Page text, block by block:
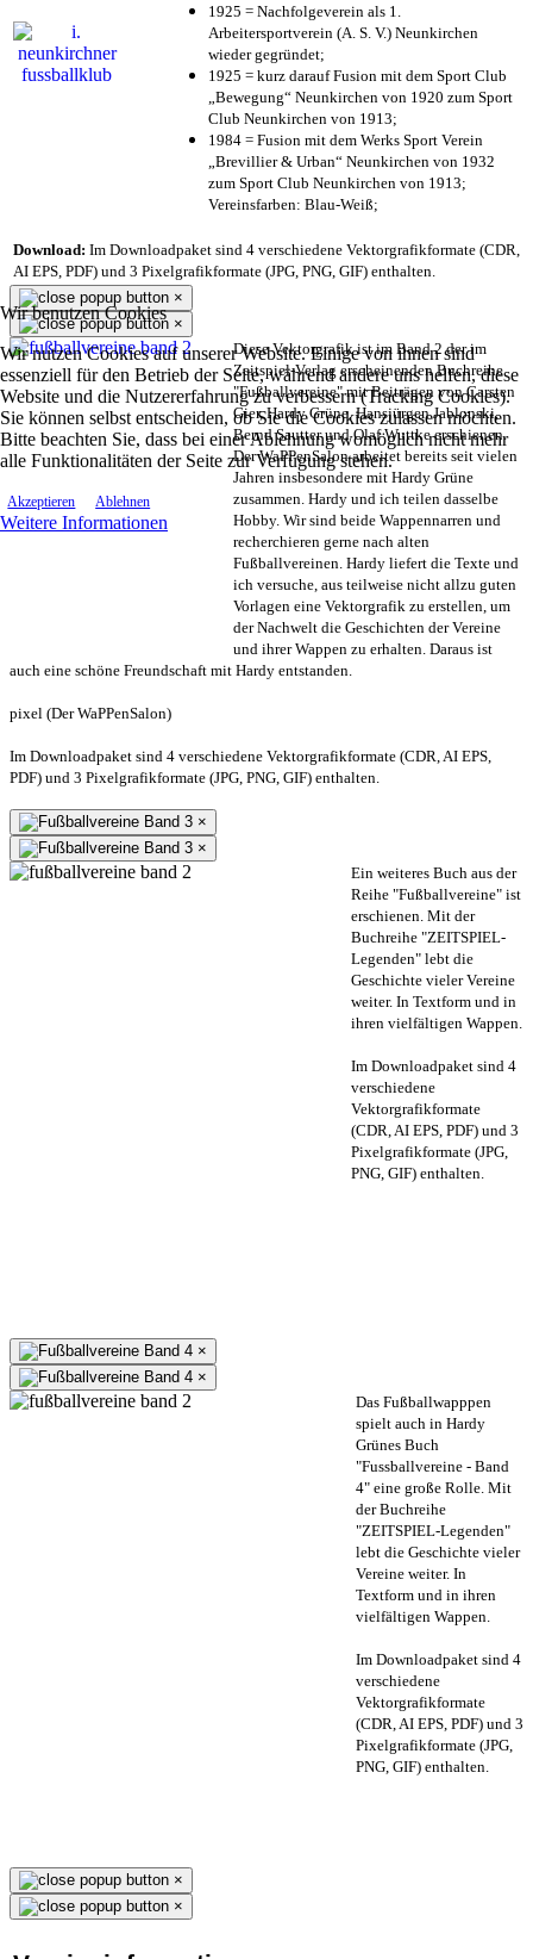
Wir benutzen Cookies
Wir nutzen Cookies auf unserer Website. Einige von ihnen sind
essenziell für den Betrieb der Seite, während andere uns helfen, diese
Website und die Nutzererfahrung zu verbessern (Tracking Cookies).
Sie können selbst entscheiden, ob Sie die Cookies zulassen möchten.
Bitte beachten Sie, dass bei einer Ablehnung womöglich nicht mehr
alle Funktionalitäten der Seite zur Verfügung stehen.
Akzeptieren Ablehnen
Weitere Informationen
1925 = Nachfolgeverein als 1.
Arbeitersportverein (A. S. V.) Neunkirchen
wieder gegründet;
1925 = kurz darauf Fusion mit dem Sport Club
„Bewegung“ Neunkirchen von 1920 zum Sport
Club Neunkirchen von 1913;
1984 = Fusion mit dem Werks Sport Verein
„Brevillier & Urban“ Neunkirchen von 1932
zum Sport Club Neunkirchen von 1913;
Vereinsfarben: Blau-Weiß;
Download: Im Downloadpaket sind 4 verschiedene Vektorgrafikformate (CDR,
AI EPS, PDF) und 3 Pixelgrafikformate (JPG, PNG, GIF) enthalten.
×
×
Diese Vektorgrafik ist im Band 2 der im
Zeitspiel-Verlag erscheinenden Buchreihe
"Fußballvereine" mit Beiträgen von Carsten
Gier, Hardy Grüne, Hansjürgen Jablonski,
Bernd Sautter und Olaf Wuttke erschienen.
Der WaPPenSalon arbeitet bereits seit vielen
Jahren insbesondere mit Hardy Grüne
zusammen. Hardy und ich teilen dasselbe
Hobby. Wir sind beide Wappennarren und
recherchieren gerne nach alten
Fußballvereinen. Hardy liefert die Texte und
ich versuche, aus teilweise nicht allzu guten
Vorlagen eine Vektorgrafik zu erstellen, um
der Nachwelt die Geschichten der Vereine
und ihrer Wappen zu erhalten. Daraus ist
auch eine schöne Freundschaft mit Hardy entstanden.
pixel (Der WaPPenSalon)
Im Downloadpaket sind 4 verschiedene Vektorgrafikformate (CDR, AI EPS,
PDF) und 3 Pixelgrafikformate (JPG, PNG, GIF) enthalten.
×
×
Ein weiteres Buch aus der
Reihe "Fußballvereine" ist
erschienen. Mit der
Buchreihe "ZEITSPIEL-
Legenden" lebt die
Geschichte vieler Vereine
weiter. In Textform und in
ihren vielfältigen Wappen.
Im Downloadpaket sind 4
verschiedene
Vektorgrafikformate
(CDR, AI EPS, PDF) und 3
Pixelgrafikformate (JPG,
PNG, GIF) enthalten.
×
×
Das Fußballwapppen
spielt auch in Hardy
Grünes Buch
"Fussballvereine - Band
4" eine große Rolle. Mit
der Buchreihe
"ZEITSPIEL-Legenden"
lebt die Geschichte vieler
Vereine weiter. In
Textform und in ihren
vielfältigen Wappen.
Im Downloadpaket sind 4
verschiedene
Vektorgrafikformate
(CDR, AI EPS, PDF) und 3
Pixelgrafikformate (JPG,
PNG, GIF) enthalten.
×
×